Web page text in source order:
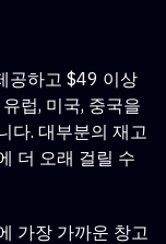
공하고 $49 이상
럽, 미국, 중국을
다. 대부분의 재고
더 오래 걸릴 수
가장 가까운 창고